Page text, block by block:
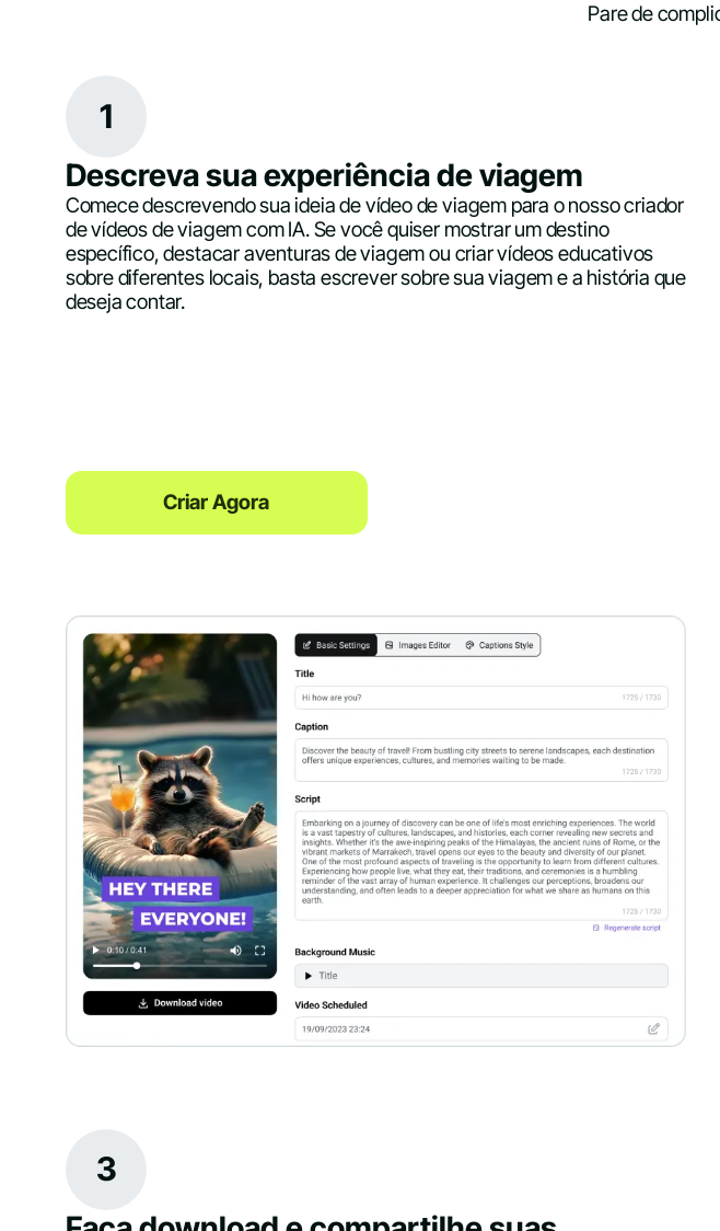
Pare de
1
Descreva sua experiência de viagem
Comece descrevendo sua ideia de vídeo de viagem para o nosso criador
de vídeos de viagem com IA. Se você quiser mostrar um destino
específico, destacar aventuras de viagem ou criar vídeos educativos
sobre diferentes locais, basta escrever sobre sua viagem e a história que
deseja contar.
Criar Agora
3